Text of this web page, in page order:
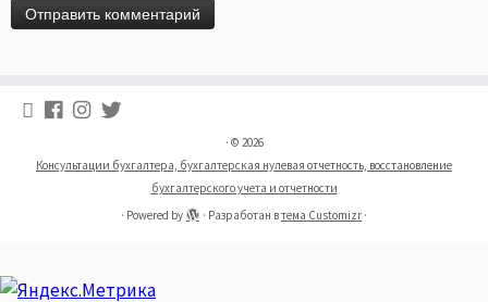
· © 2026
Консультации бухгалтера, бухгалтерская нулевая отчетность, восстановление
бухгалтерского учета и отчетности
· Powered by · Разработан втема Customizr ·